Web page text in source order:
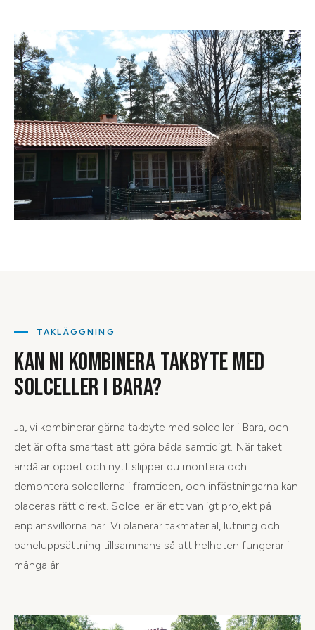
TAKLÄGGNING
KAN NI KOMBINERA TAKBYTE MED
SOLCELLER I BARA?
Ja, vi kombinerar gärna takbyte med solceller i Bara, och
det är ofta smartast att göra båda samtidigt. När taket
ändå är öppet och nytt slipper du montera och
demontera solcellerna i framtiden, och infästningarna kan
placeras rätt direkt. Solceller är ett vanligt projekt på
enplansvillorna här. Vi planerar takmaterial, lutning och
paneluppsättning tillsammans så att helheten fungerar i
många år.